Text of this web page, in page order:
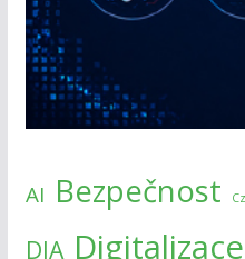
AI Bezpečnost
DIA Digitalizace